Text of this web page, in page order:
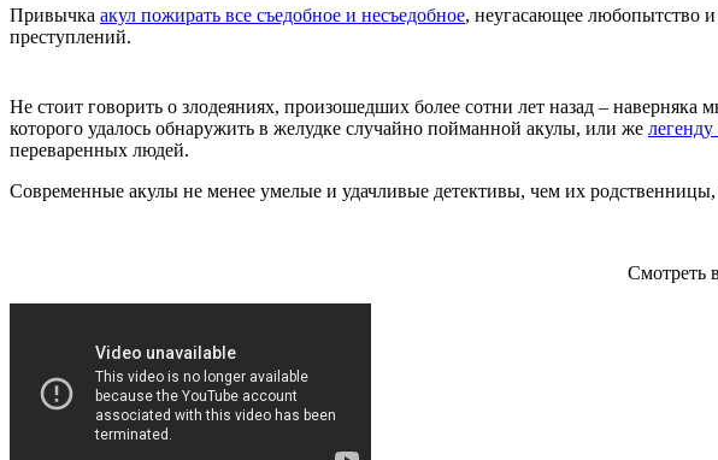
Привычка акул пожирать все съедобное и несъедобное, неугасающее любопытство и
преступлений.
Не стоит говорить о злодеяниях, произошедших более сотни лет назад – наверняка
которого удалось обнаружить в желудке случайно пойманной акулы, или же
переваренных людей.
Современные акулы не менее умелые и удачливые детективы, чем их
Смотреть